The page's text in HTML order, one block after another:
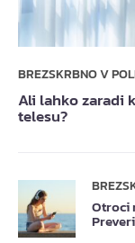
BREZSKRBNO V
Ali lahko zaradi
telesu?
Otroci